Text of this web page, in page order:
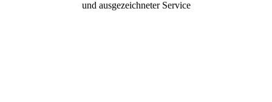
und ausgezeichneter Service